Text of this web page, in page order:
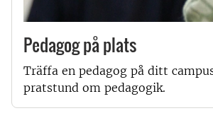
Pedagog på plats
Träffa en pedagog på ditt
pratstund om pedagogik.